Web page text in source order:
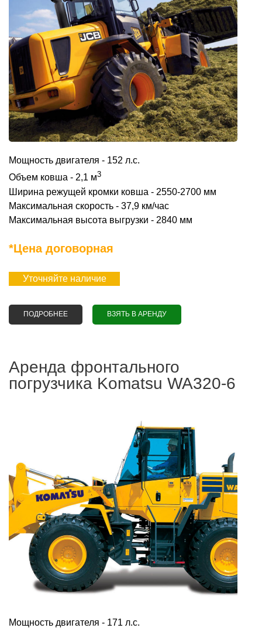
Мощность двигателя - 152 л.с.
Объем ковша - 2,1 м3
Ширина режущей кромки ковша - 2550-2700 мм
Максимальная скорость - 37,9 км/час
Максимальная высота выгрузки - 2840 мм
*Цена договорная
Уточняйте наличие
ПОДРОБНЕЕ О АРЕНДА ФРОНТАЛЬНОГО ПОГРУЗЧИКА JCB 426 HT
ВЗЯТЬ В АРЕНДУ
Аренда фронтального
погрузчика Komatsu WA320-6
Мощность двигателя - 171 л.с.